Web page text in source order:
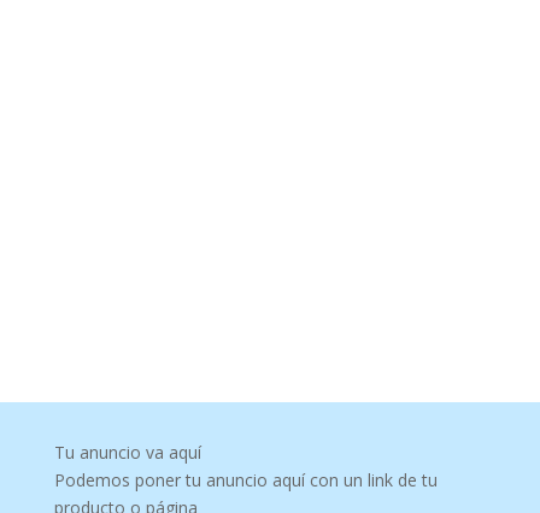
Tu anuncio va aquí
Podemos poner tu anuncio aquí con un link de tu
producto o página